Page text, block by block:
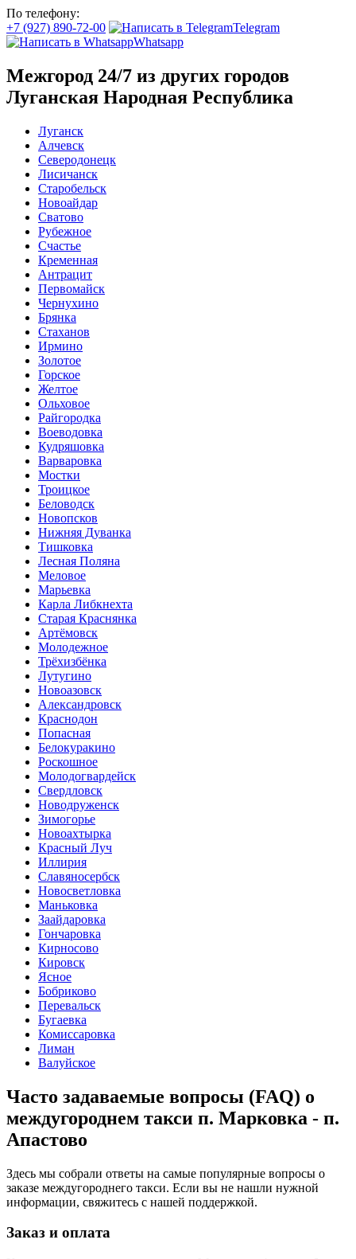
По телефону:
+7 (927) 890-72-00
Telegram
Whatsapp
Межгород 24/7 из других городов
Луганская Народная Республика
Луганск
Алчевск
Северодонецк
Лисичанск
Старобельск
Новоайдар
Сватово
Рубежное
Счастье
Кременная
Антрацит
Первомайск
Чернухино
Брянка
Стаханов
Ирмино
Золотое
Горское
Желтое
Ольховое
Райгородка
Воеводовка
Кудряшовка
Варваровка
Мостки
Троицкое
Беловодск
Новопсков
Нижняя Дуванка
Тишковка
Лесная Поляна
Меловое
Марьевка
Карла Либкнехта
Старая Краснянка
Артёмовск
Молодежное
Трёхизбёнка
Лутугино
Новоазовск
Александровск
Краснодон
Попасная
Белокуракино
Роскошное
Молодогвардейск
Свердловск
Новодруженск
Зимогорье
Новоахтырка
Красный Луч
Иллирия
Славяносербск
Новосветловка
Маньковка
Заайдаровка
Гончаровка
Кирносово
Кировск
Ясное
Бобриково
Перевальск
Бугаевка
Комиссаровка
Лиман
Валуйское
Часто задаваемые вопросы (FAQ) о
междугороднем такси п. Марковка - п.
Апастово
Здесь мы собрали ответы на самые популярные вопросы о
заказе междугороднего такси. Если вы не нашли нужной
информации, свяжитесь с нашей поддержкой.
Заказ и оплата